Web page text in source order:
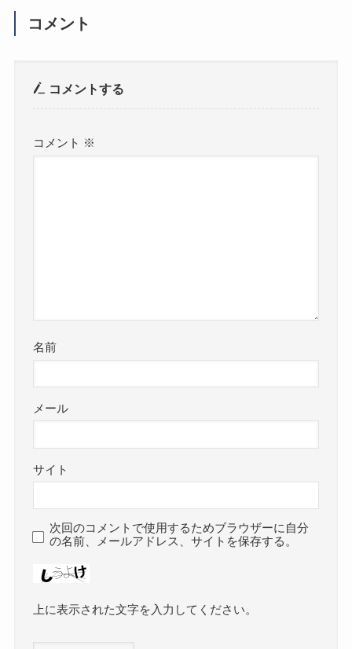
コメント
コメントする
コメント ※
名前
メール
サイト
次回のコメントで使用するためブラウザーに自分
の名前、メールアドレス、サイトを保存する。
上に表示された文字を入力してください。